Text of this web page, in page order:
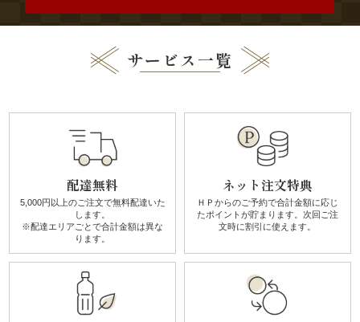
リ
サービス一覧
配達無料
5,000円以上のご注文で無料配達いた
します。
※配達エリアごとで合計金額は異な
ります。
ネット注文特典
ＨＰからのご予約で合計金額に応じ
たポイントが貯まります。 次回ご注
文時に割引に使えます。